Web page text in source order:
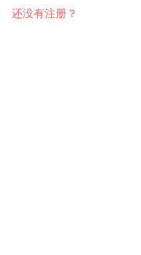
还没有注册？